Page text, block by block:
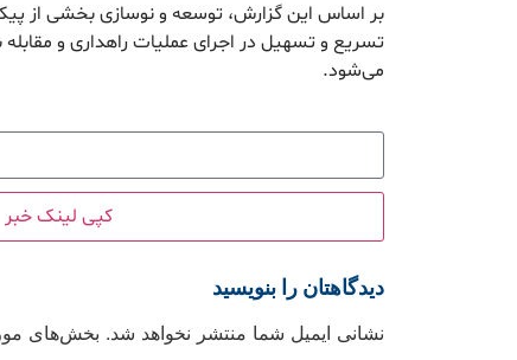
بر اساس این گزارش، توسعه و نوسازی بخشی از
تسریع و تسهیل در اجرای عملیات راهداری و مقابله
می‌شود.
کپی لینک خبر
دیدگاهتان را بنویسید
نشانی ایمیل شما منتشر نخواهد شد. بخش‌های